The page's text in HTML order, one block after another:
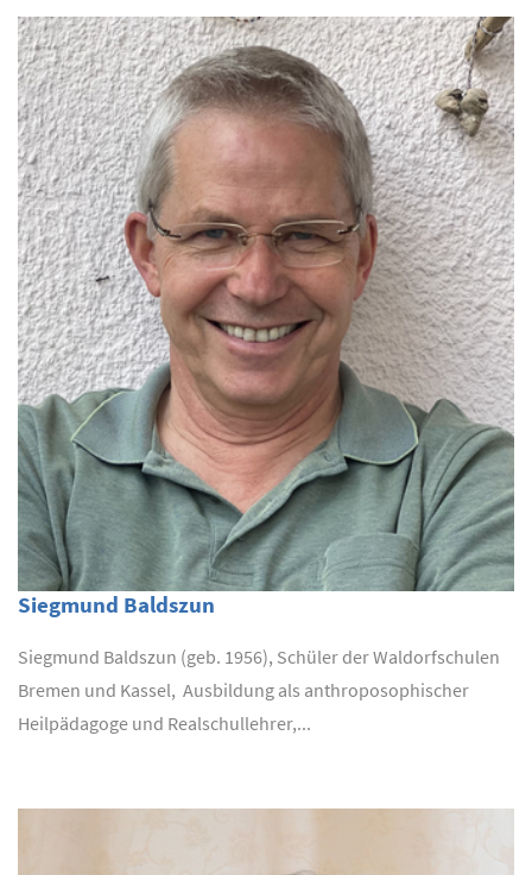
Siegmund Baldszun
Siegmund Baldszun (geb. 1956), Schüler der Waldorfschulen
Bremen und Kassel, Ausbildung als anthroposophischer
Heilpädagoge und Realschullehrer,...